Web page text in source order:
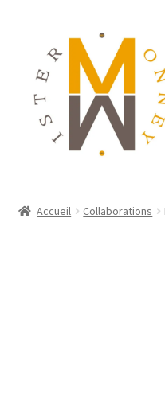
Accueil Collaborations